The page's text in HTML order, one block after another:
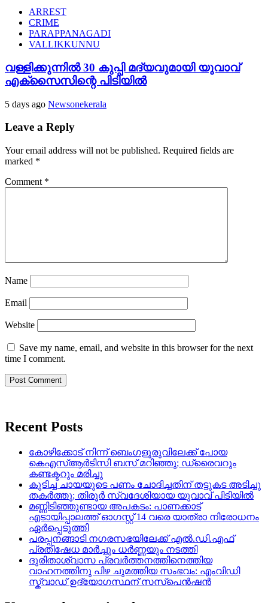
ARREST
CRIME
PARAPPANAGADI
VALLIKKUNNU
വള്ളിക്കുന്നിൽ 30 കുപ്പി മദ്യവുമായി യുവാവ്
എക്സൈസിന്റെ പിടിയിൽ
5 days ago Newsonekerala
Leave a Reply
Your email address will not be published. Required fields are
marked *
Comment *
Name
Email
Website
Save my name, email, and website in this browser for the next
time I comment.
Recent Posts
കോഴിക്കോട് നിന്ന് ബെംഗളൂരുവിലേക്ക് പോയ
കെഎസ്ആർടിസി ബസ് മറിഞ്ഞു; ഡ്രൈവറും
കണ്ടക്ടറും മരിച്ചു
കുടിച്ച ചായയുടെ പണം ചോദിച്ചതിന് തട്ടുകട അടിച്ചു
തകർത്തു; തിരൂർ സ്വദേശിയായ യുവാവ് പിടിയിൽ
മണ്ണിടിഞ്ഞുണ്ടായ അപകടം: പാണക്കാട്
എടായിപ്പാലത്ത് ഓഗസ്റ്റ് 14 വരെ യാത്രാ നിരോധനം
ഏര്‍പ്പെടുത്തി
പരപ്പനങ്ങാടി നഗരസഭയിലേക്ക് എൽ.ഡി.എഫ്
പ്രതിഷേധ മാർച്ചും ധർണ്ണയും നടത്തി
ദുരിതാശ്വാസ പ്രവർത്തനത്തിനെത്തിയ
വാഹനത്തിനു പിഴ ചുമത്തിയ സംഭവം: എംവിഡി
സ്ക്വാഡ് ഉദ്യോഗസ്ഥന് സസ്പെൻഷൻ